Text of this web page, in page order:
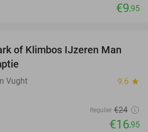
€9,95
29%
of Klimbos IJzeren Man
Vught 9.6 star
Regulier €24
€16,95